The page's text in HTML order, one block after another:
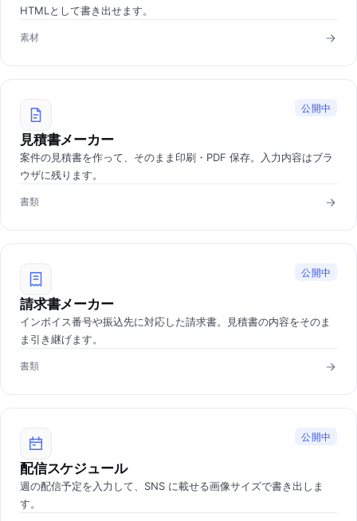
HTMLとして書き出せます。
素材
公開中
見積書メーカー
案件の見積書を作って、そのまま印刷・PDF 保存。入力内容はブラ
ウザに残ります。
書類
公開中
請求書メーカー
インボイス番号や振込先に対応した請求書。見積書の内容をそのま
ま引き継げます。
書類
公開中
配信スケジュール
週の配信予定を入力して、SNS に載せる画像サイズで書き出しま
す。